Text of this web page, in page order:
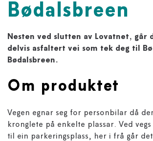
Bødalsbreen
Nesten ved slutten av Lovatnet, går
delvis asfaltert vei som tek deg til
Bødalsbreen.
Om produktet
Vegen egnar seg for personbilar då
kronglete på enkelte plassar. Ved
til ein parkeringsplass, her i frå går